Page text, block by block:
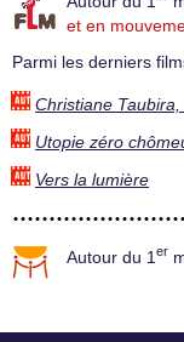
et en
Parmi les derniers
Christiane
Utopie zéro
Vers la lumière
Autour du 1 er